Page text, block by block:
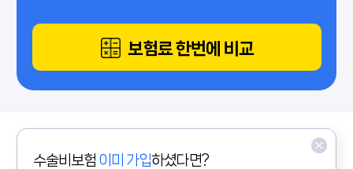
보험료 한번에 비교
수술비보험 이미 가입하셨다면?